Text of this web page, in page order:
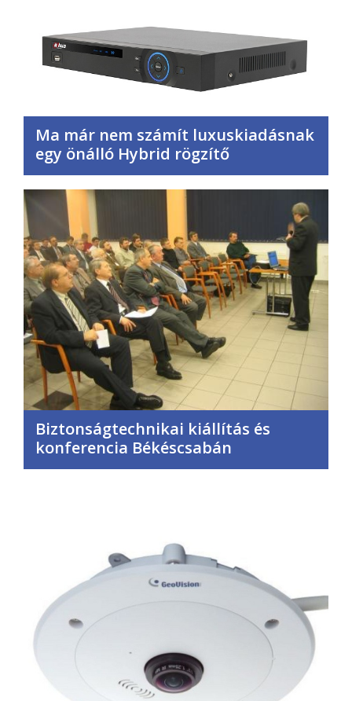
Ma már nem számít luxuskiadásnak
egy önálló Hybrid rögzítő
Biztonságtechnikai kiállítás és
konferencia Békéscsabán